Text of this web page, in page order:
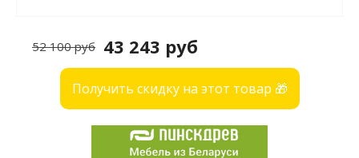
43 243 руб
52 100 руб
Получить скидку на этот товар 🎁